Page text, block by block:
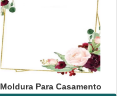
Moldura Para Casamento